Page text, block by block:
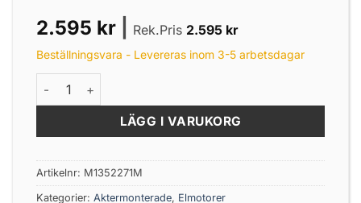
2.595 kr Rek.Pris 2.595 kr
Beställningsvara - Levereras inom 3-5 arbetsdagar
Endura C2 34 36" 12V batt.ind. mängd
LÄGG I VARUKORG
Artikelnr: M1352271M
Kategorier: Aktermonterade, Elmotorer